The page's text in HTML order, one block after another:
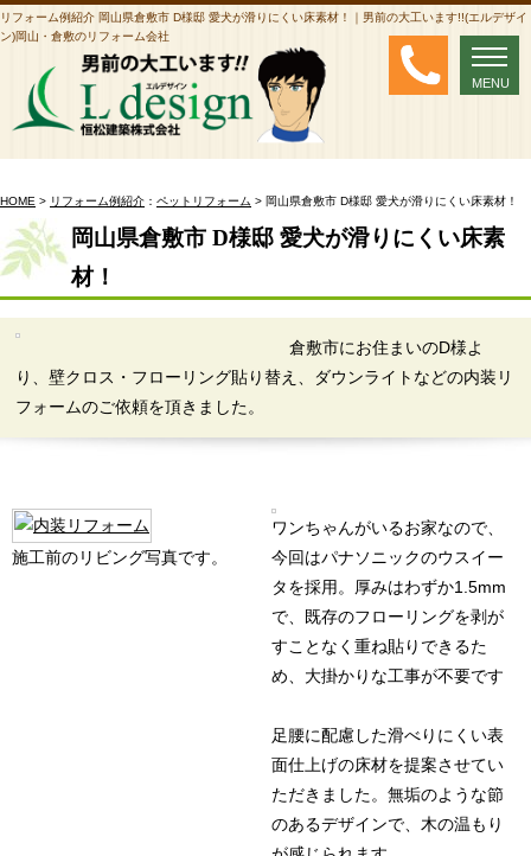
リフォーム例紹介 岡山県倉敷市 D様邸 愛犬が滑りにくい床素材！｜男前の大工います!!(エルデザイ
ン)岡山・倉敷のリフォーム会社
MENU
HOME > リフォーム例紹介 ： ペットリフォーム > 岡山県倉敷市 D様邸 愛犬が滑りにくい床素材！
岡山県倉敷市 D様邸 愛犬が滑りにくい床素
材！
倉敷市にお住まいのD様よ
り、壁クロス・フローリング貼り替え、ダウンライトなどの内装リ
フォームのご依頼を頂きました。
施工前のリビング写真です。
ワンちゃんがいるお家なので、
今回はパナソニックのウスイー
タを採用。厚みはわずか1.5mm
で、既存のフローリングを剥が
すことなく重ね貼りできるた
め、大掛かりな工事が不要です
足腰に配慮した滑べりにくい表
面仕上げの床材を提案させてい
ただきました。無垢のような節
のあるデザインで、木の温もり
MENU